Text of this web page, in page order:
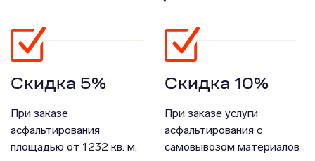
Скидка 5%
При заказе
асфальтирования
площадью от 1232 кв. м.
Скидка 10%
При заказе услуги
асфальтирования с
самовывозом материалов